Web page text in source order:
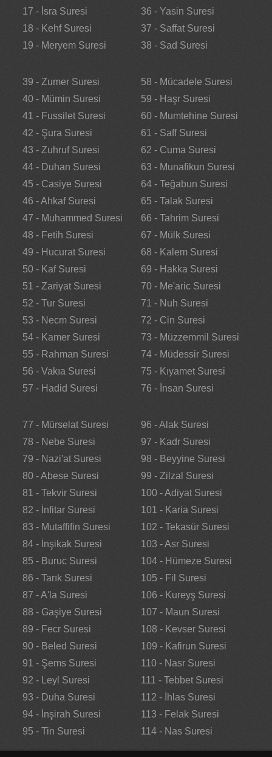
17 - İsra Suresi
18 - Kehf Suresi
19 - Meryem Suresi
36 - Yasin Suresi
37 - Saffat Suresi
38 - Sad Suresi
39 - Zumer Suresi
40 - Mümin Suresi
41 - Fussilet Suresi
42 - Şura Suresi
43 - Zuhruf Suresi
44 - Duhan Suresi
45 - Casiye Suresi
46 - Ahkaf Suresi
47 - Muhammed Suresi
48 - Fetih Suresi
49 - Hucurat Suresi
50 - Kaf Suresi
51 - Zariyat Suresi
52 - Tur Suresi
53 - Necm Suresi
54 - Kamer Suresi
55 - Rahman Suresi
56 - Vakıa Suresi
57 - Hadid Suresi
58 - Mücadele Suresi
59 - Haşr Suresi
60 - Mumtehine Suresi
61 - Saff Suresi
62 - Cuma Suresi
63 - Munafikun Suresi
64 - Teğabun Suresi
65 - Talak Suresi
66 - Tahrim Suresi
67 - Mülk Suresi
68 - Kalem Suresi
69 - Hakka Suresi
70 - Me'aric Suresi
71 - Nuh Suresi
72 - Cin Suresi
73 - Müzzemmil Suresi
74 - Müdessir Suresi
75 - Kıyamet Suresi
76 - İnsan Suresi
77 - Mürselat Suresi
78 - Nebe Suresi
79 - Nazi'at Suresi
80 - Abese Suresi
81 - Tekvir Suresi
82 - İnfitar Suresi
83 - Mutaffifin Suresi
84 - İnşikak Suresi
85 - Buruc Suresi
86 - Tarık Suresi
87 - A'la Suresi
88 - Gaşiye Suresi
89 - Fecr Suresi
90 - Beled Suresi
91 - Şems Suresi
92 - Leyl Suresi
93 - Duha Suresi
94 - İnşirah Suresi
95 - Tin Suresi
96 - Alak Suresi
97 - Kadr Suresi
98 - Beyyine Suresi
99 - Zilzal Suresi
100 - Adiyat Suresi
101 - Karia Suresi
102 - Tekasür Suresi
103 - Asr Suresi
104 - Hümeze Suresi
105 - Fil Suresi
106 - Kureyş Suresi
107 - Maun Suresi
108 - Kevser Suresi
109 - Kafirun Suresi
110 - Nasr Suresi
111 - Tebbet Suresi
112 - İhlas Suresi
113 - Felak Suresi
114 - Nas Suresi